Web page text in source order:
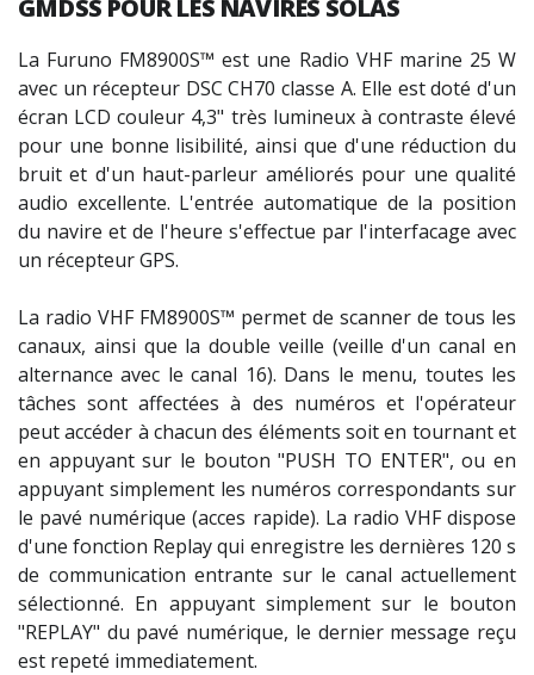
GMDSS POUR LES NAVIRES SOLAS
La Furuno FM8900S™ est une Radio VHF marine 25 W
avec un récepteur DSC CH70 classe A. Elle est doté d'un
écran LCD couleur 4,3" très lumineux à contraste élevé
pour une bonne lisibilité, ainsi que d'une réduction du
bruit et d'un haut-parleur améliorés pour une qualité
audio excellente. L'entrée automatique de la position
du navire et de l'heure s'effectue par l'interfacage avec
un récepteur GPS.
La radio VHF FM8900S™ permet de scanner de tous les
canaux, ainsi que la double veille (veille d'un canal en
alternance avec le canal 16). Dans le menu, toutes les
tâches sont affectées à des numéros et l'opérateur
peut accéder à chacun des éléments soit en tournant et
en appuyant sur le bouton "PUSH TO ENTER", ou en
appuyant simplement les numéros correspondants sur
le pavé numérique (acces rapide). La radio VHF dispose
d'une fonction Replay qui enregistre les dernières 120 s
de communication entrante sur le canal actuellement
sélectionné. En appuyant simplement sur le bouton
"REPLAY" du pavé numérique, le dernier message reçu
est repeté immediatement.